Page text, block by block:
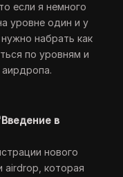
если я немного
уровне один и у
набрать как
по уровням и
в
нового
airdrop, которая